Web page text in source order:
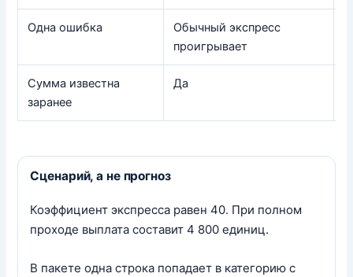
Одна ошибка
Обычный экспресс
проигрывает
Сумма известна
заранее
Да
Сценарий, а не прогноз
Коэффициент экспресса равен 40. При полном
проходе выплата составит 4 800 единиц.
В пакете одна строка попадает в категорию с